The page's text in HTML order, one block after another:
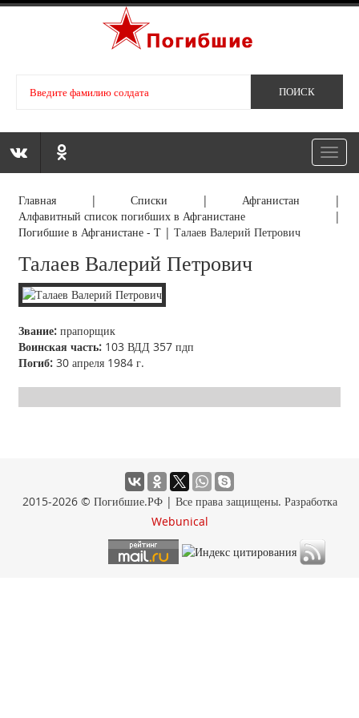
Главная |Списки | Афганистан |
Алфавитный список погибших в Афганистане |
Погибшие в Афганистане - Т |Талаев Валерий Петрович
Талаев Валерий Петрович
Звание: прапорщик
Воинская часть: 103 ВДД 357 пдп
Погиб: 30 апреля 1984 г.
2015-2026 © Погибшие.РФ | Все права защищены. Разработка
Webunical